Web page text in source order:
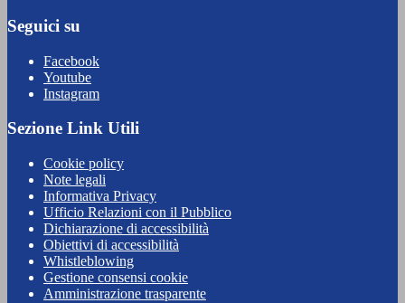
Seguici su
Facebook
Youtube
Instagram
Sezione Link Utili
Cookie policy
Note legali
Informativa Privacy
Ufficio Relazioni con il Pubblico
Dichiarazione di accessibilità
Obiettivi di accessibilità
Whistleblowing
Gestione consensi cookie
Amministrazione trasparente